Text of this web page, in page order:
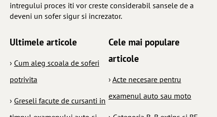
intregului proces iti vor creste considerabil sansele de a
deveni un sofer sigur si increzator.
Ultimele articole
› Cum aleg scoala de soferi
potrivita
› Greseli facute de cursanti in
Cele mai populare
articole
› Acte necesare pentru
examenul auto sau moto